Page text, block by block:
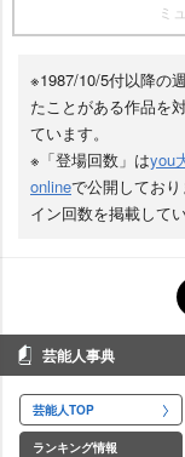
ミ
※1987/10/5付以降の
たことがある作品を
ています。
※「登場回数」はyou
onlineで公開してお
イン回数を掲載してい
芸能人事典
芸能人TOP
ランキング情報